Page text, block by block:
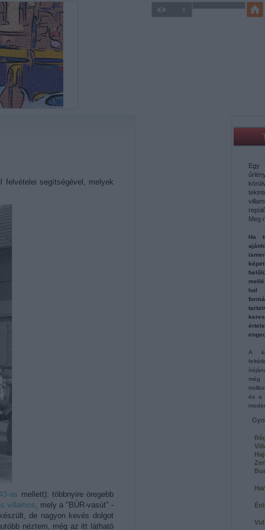
Egy
Meg
Ha
hol
A
még
és a
felvételei segítségével, melyek
as mellett): többnyire öregebb
villamos, mely a "BÚR-vasút" -
de nagyon kevés dolgot
néztem, még az itt látható